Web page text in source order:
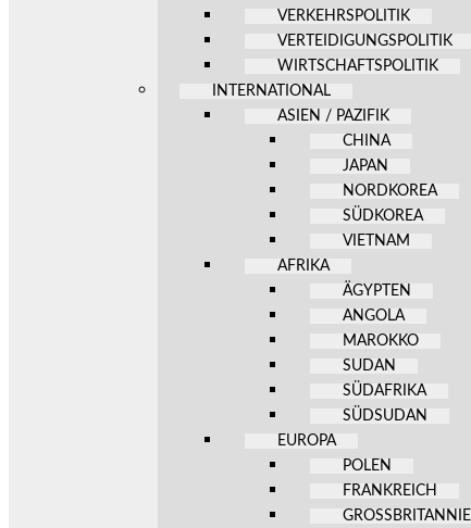
VERKEHRSPOLITIK
VERTEIDIGUNGSPOLITIK
WIRTSCHAFTSPOLITIK
INTERNATIONAL
ASIEN / PAZIFIK
CHINA
JAPAN
NORDKOREA
SÜDKOREA
VIETNAM
AFRIKA
ÄGYPTEN
ANGOLA
MAROKKO
SUDAN
SÜDAFRIKA
SÜDSUDAN
EUROPA
POLEN
FRANKREICH
GROSSBRITANNIEN